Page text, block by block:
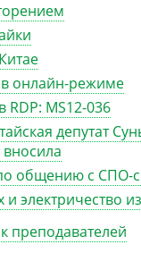
онлайн-режиме
RDP: MS12-036
депутат
общению с СПО-
и электричество
преподавателей